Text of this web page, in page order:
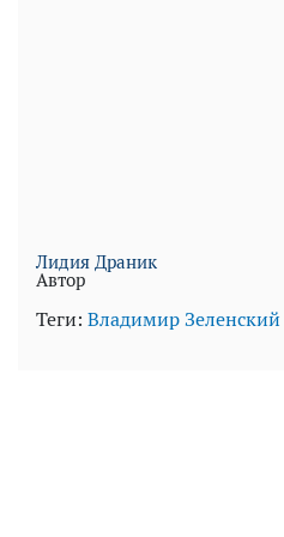
Лидия Драник
Автор
Теги: Владимир Зеленский